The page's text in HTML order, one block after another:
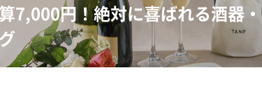
7,000円！絶対に喜ばれる酒器